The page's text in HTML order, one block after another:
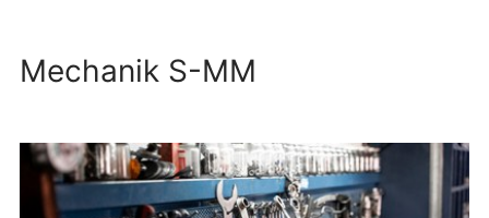
Mechanik S-MM